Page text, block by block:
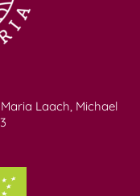
Laach, Michael